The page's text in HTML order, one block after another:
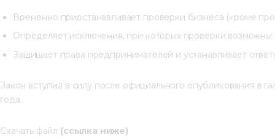
Временно приостанавливает проверки бизнеса (кроме
Определяет исключения, при которых проверки
Защищает права предпринимателей и устанавливает
Закон вступил в силу после официального опубликования в
года.
Скачать файл (ссылка ниже)